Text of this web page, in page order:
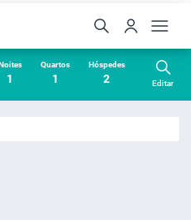
1
Quartos
1
Hóspedes
2 Editar